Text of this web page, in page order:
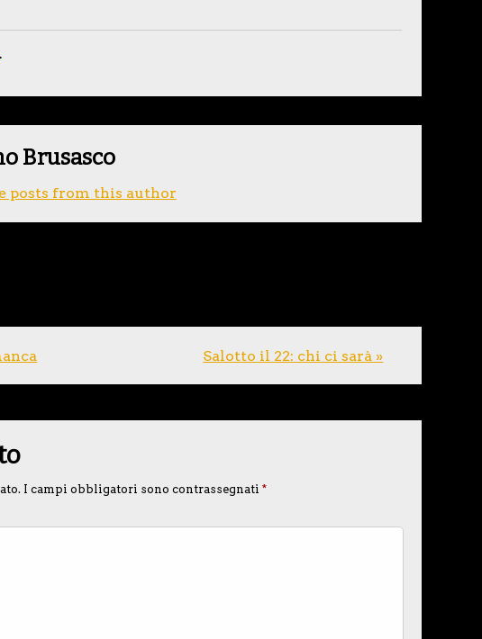
.
Brusasco
posts from this author
Salotto il 22: chi ci sarà »
I campi obbligatori sono contrassegnati *